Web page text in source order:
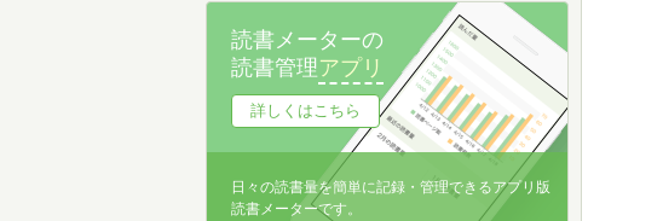
読書メーターの
読書管理アプリ
詳しくはこちら
日々の読書量を簡単に記録・管理できるアプリ版
読書メーターです。